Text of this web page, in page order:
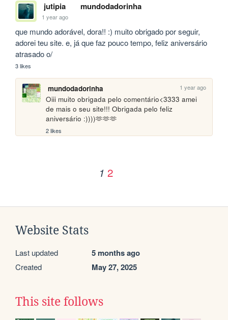
jutipia mundodadorinha
1 year ago
que mundo adorável, dora!! :) muito obrigado por seguir,
adorei teu site. e, já que faz pouco tempo, feliz aniversário
atrasado o/
3 likes
mundodadorinha 1 year ago
Oiii muito obrigada pelo comentário<3333 amei
de mais o seu site!!! Obrigada pelo feliz
aniversário :))))🫶🫶🫶
2 likes
1 2
Website Stats
Last updated 5 months ago
Created May 27, 2025
This site follows